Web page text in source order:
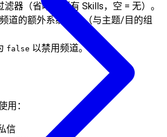
滤器（省略 = 所有 Skills，空 = 无）。
道的额外系统提示（与主题/目的组
false 以禁用频道。
用：
信